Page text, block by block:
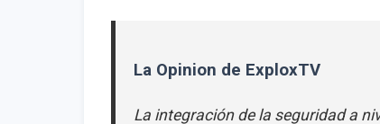
La Opinion de ExploxTV
La integración de la seguridad a